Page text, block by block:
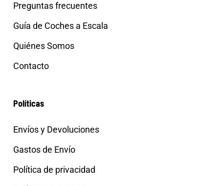
Preguntas frecuentes
Guía de Coches a Escala
Quiénes Somos
Contacto
Políticas
Envíos y Devoluciones
Gastos de Envío
Política de privacidad